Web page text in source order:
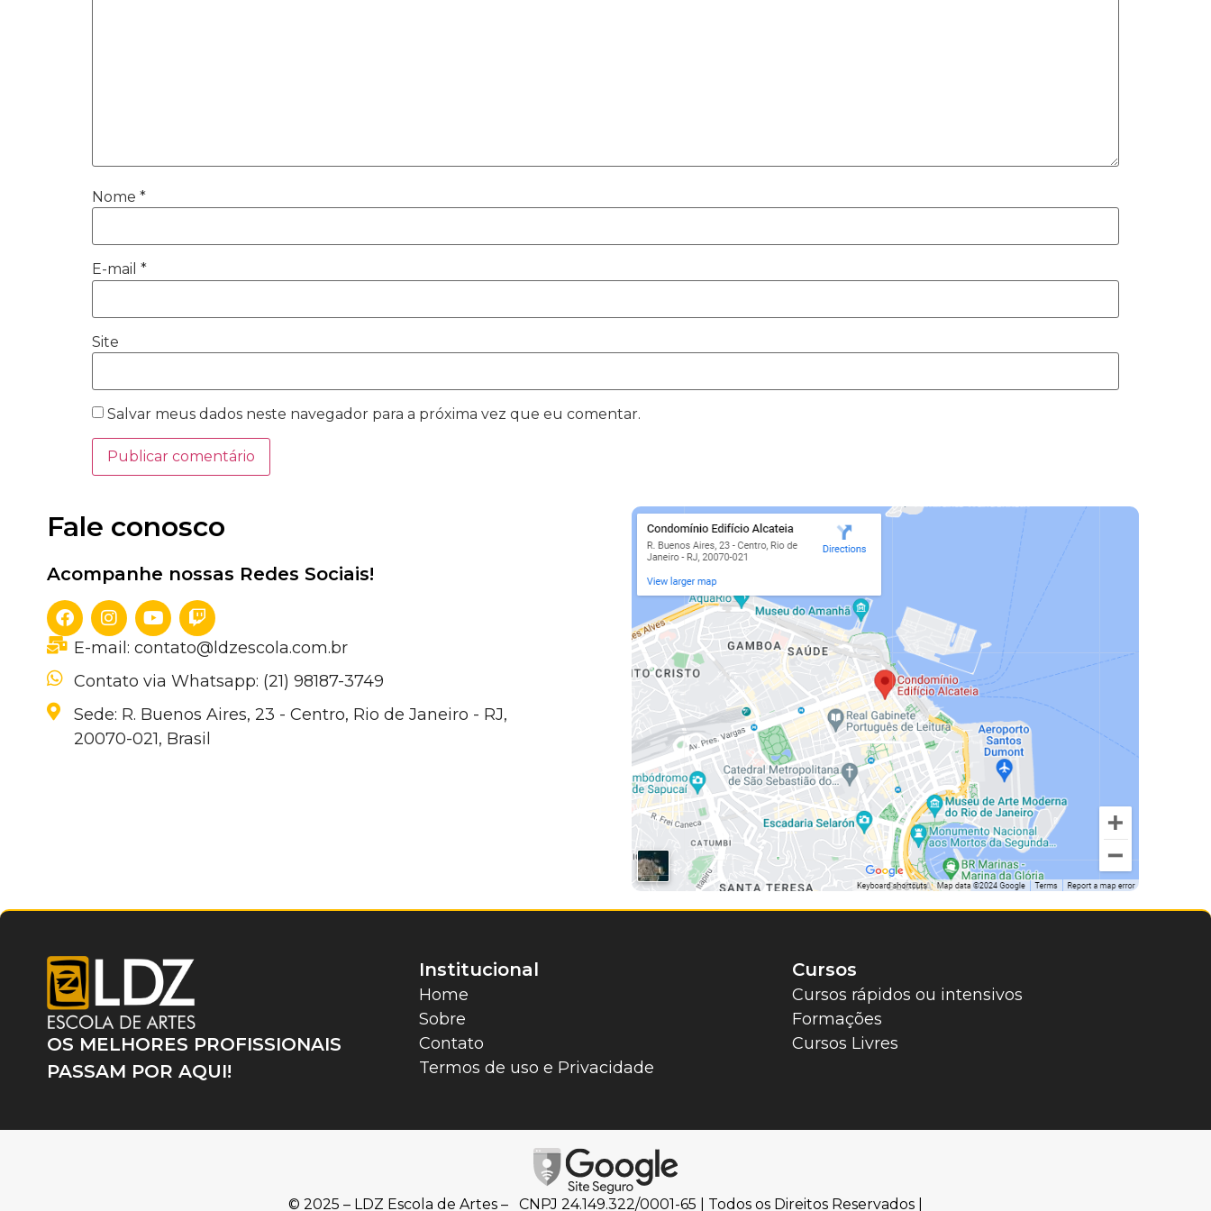
Nome *
E-mail *
Site
Salvar meus dados neste navegador para a próxima vez que eu comentar.
Fale conosco
Acompanhe nossas Redes Sociais!
E-mail: contato@ldzescola.com.br
Contato via Whatsapp: (21) 98187-3749
Sede: R. Buenos Aires, 23 - Centro, Rio de Janeiro - RJ,
20070-021, Brasil
OS MELHORES PROFISSIONAIS
PASSAM POR AQUI!
Institucional
Home
Sobre
Contato
Termos de uso e Privacidade
Cursos
Cursos rápidos ou intensivos
Formações
Cursos Livres
© 2025 – LDZ Escola de Artes – CNPJ 24.149.322/0001-65 | Todos os Direitos Reservados |